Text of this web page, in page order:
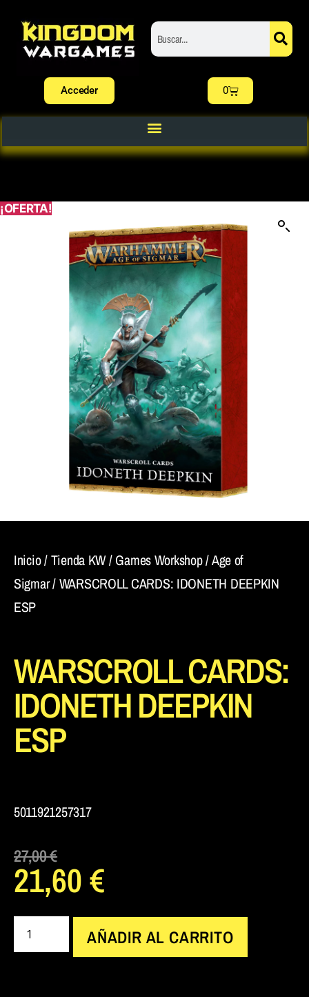
Acceder 0
¡OFERTA!
Inicio/Tienda KW/Games Workshop/Age of
Sigmar/ WARSCROLL CARDS: IDONETH DEEPKIN
ESP
WARSCROLL CARDS:
IDONETH DEEPKIN
ESP
5011921257317
27,00€
21,60€
AÑADIR AL CARRITO